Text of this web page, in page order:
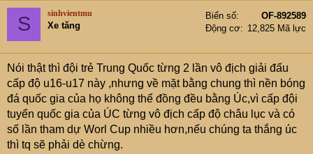
t
n
s
:
S sinhvientmu
Xe tăng
Biển số
OF-892589
Động cơ
12,825 Mã lực
Nói thật thì đội trẻ Trung Quốc từng 2 lần vô địch giải đấu
cấp độ u16-u17 này ,nhưng về mặt bằng chung thì nền bóng
đá quốc gia của họ không thể đồng đều bằng Úc,vì cấp đội
tuyển quốc gia của ÚC từng vô địch cấp độ châu lục và có
số lần tham dự Worl Cup nhiều hơn,nếu chúng ta thắng úc
thì tq sẽ phải dè chừng.